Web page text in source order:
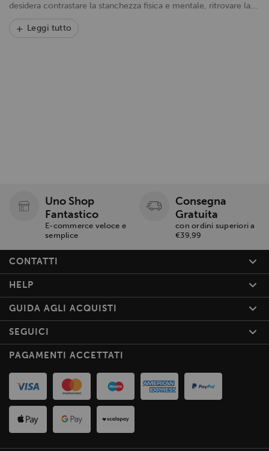
desidera contrastare la stanchezza fisica e mentale, ritrovare la...
Leggi tutto
Uno Shop
Fantastico
E-commerce veloce e
semplice
Consegna
Gratuita
con ordini superiori a
€39,99
CONTATTI
HELP
GUIDA AGLI ACQUISTI
SEGUICI
PAGAMENTI ACCETTATI